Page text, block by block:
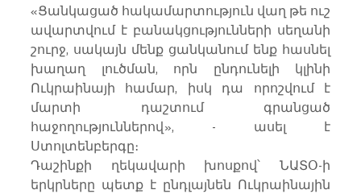
«Ցանկացած հակամարտություն վաղ թե ուշ
ավարտվում է բանակցությունների սեղանի
շուրջ, սակայն մենք ցանկանում ենք հասնել
խաղաղ լուծման, որն ընդունելի կլինի
Ուկրաինայի համար, իսկ դա որոշվում է
մարտի դաշտում գրանցած
հաջողություններով», - ասել է
Ստոլտենբերգը։
Դաշինքի ղեկավարի խոսքով՝ ՆԱՏՕ-ի
երկրները պետք է ընդլայնեն Ուկրաինային